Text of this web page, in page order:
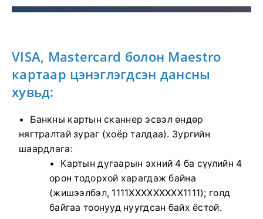
VISA, Mastercard болон Maestro
картаар цэнэглэгдсэн дансны
хувьд:
Банкны картын сканнер эсвэл өндөр
нягтралтай зураг (хоёр талдаа). Зургийн
шаардлага:
Картын дугаарын эхний 4 ба сүүлийн 4
орон тодорхой харагдаж байна
(жишээлбэл, 1111XXXXXXXXX1111); голд
байгаа тоонууд нуугдсан байх ёстой.